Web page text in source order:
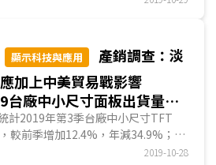
將在10%以上，其中，季減幅度最
前季拉貨積極導致庫存水位偏高，使
量將季減26.6%；和2019年第1季相
將增加，主因2019年第1季華映
單，台廠出貨恢復正常，但因手機
減10%及12%，仍將使台廠整體中
。
手機通路庫存已高，手機面板需求
廠大尺寸面板出貨量將僅微幅季增。
出貨量中，最大應用別NB比重達
，因NB面板近1年來價格跌幅為主要
則有顯著下跌，如55/65吋面板市場
跌達25~30%，是導致面板業者虧
板及監視器類面板出貨量均較前季減
以上平板電腦用面板出貨表現佳，
顯示科技與應用
產銷調查：淡
加上中美貿易戰影響
台廠中小尺寸面板出貨量將
較前季增加12.4%，年減34.9%；預
，年減幅並達31.1%。第3季主要
2019-10-28